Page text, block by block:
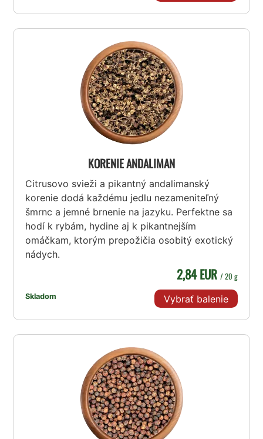
KORENIE ANDALIMAN
Citrusovo svieži a pikantný andalimanský
korenie dodá každému jedlu nezameniteľný
šmrnc a jemné brnenie na jazyku. Perfektne sa
hodí k rybám, hydine aj k pikantnejším
omáčkam, ktorým prepožičia osobitý exotický
nádych.
Skladom
2,84 EUR / 20 g
Vybrať balenie